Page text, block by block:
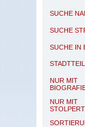
SUCHE
SUCHE
SUCHE IN
NUR MIT
NUR MIT